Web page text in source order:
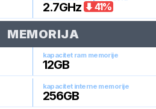
2.7GHz 41%
MEMORIJA
kapacitet ram memorije
12GB
kapacitet interne memorije
256GB